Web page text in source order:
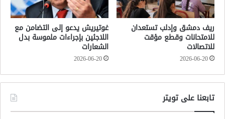
ريف دمشق وإدلب تستعدان
للامتحانات وقطع مؤقت
للاتصالات
2026-06-20
غوتيريش يدعو إلى التضامن مع
اللاجئين بإجراءات ملموسة بدل
الشعارات
2026-06-20
تابعنا على تويتر